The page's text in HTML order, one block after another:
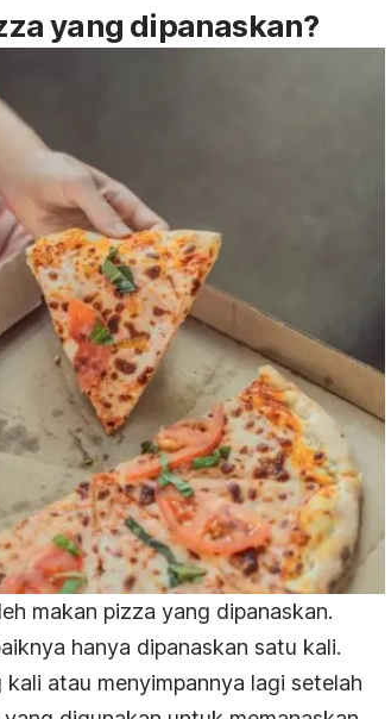
yang dipanaskan?
makan pizza yang dipanaskan.
hanya dipanaskan satu kali.
kali atau menyimpannya lagi setelah